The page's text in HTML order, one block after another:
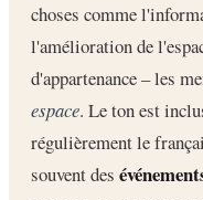
choses comme
l'amélioration de
d'appartenance – les
espace. Le ton est
régulièrement le
souvent des